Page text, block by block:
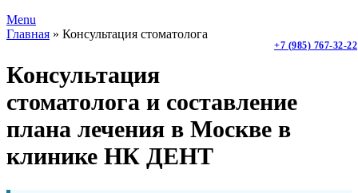
Menu
+7 (985) 767-32-22
Главная » Консультация стоматолога
Консультация
стоматолога и составление
плана лечения в Москве в
клинике НК ДЕНТ